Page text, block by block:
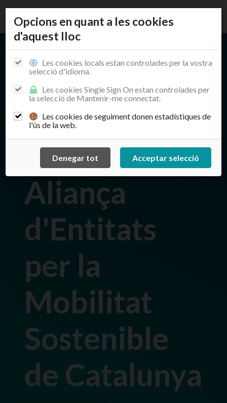
MOVEM - Innovació col·laborativa per reptes
compartits
Aliança
d'Entitats
per la
Mobilitat
Sostenible
de Catalunya
Opcions en quant a les cookies
d'aquest lloc
Les cookies locals estan controlades per la vostra
selecció d'idioma.
Les cookies Single Sign On estan controlades per
la selecció de Mantenir-me connectat.
Les cookies de seguiment donen estadístiques de
l'ús de la web.